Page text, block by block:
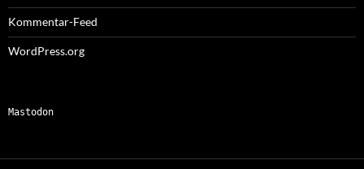
Kommentar-Feed
WordPress.org
Mastodon